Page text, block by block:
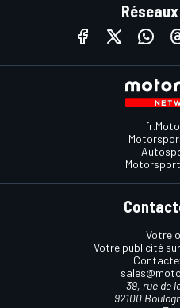
Votre
Votre publicité
39, rue de
92100